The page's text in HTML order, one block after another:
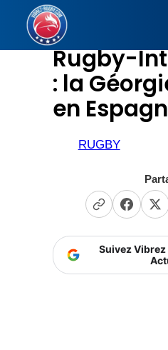
Aller
contenu Rugby-
: la
en
RUGBY
Suivez